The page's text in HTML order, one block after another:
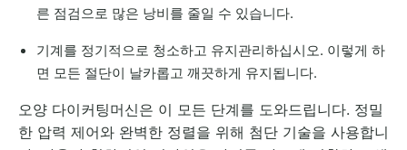
른 점검으로 많은 낭비를 줄일 수 있습니다.
기계를 정기적으로 청소하고 유지관리하십시오. 이렇게 하
면 모든 절단이 날카롭고 깨끗하게 유지됩니다.
오양 다이커팅머신은 이 모든 단계를 도와드립니다. 정밀
한 압력 제어와 완벽한 정렬을 위해 첨단 기술을 사용합니